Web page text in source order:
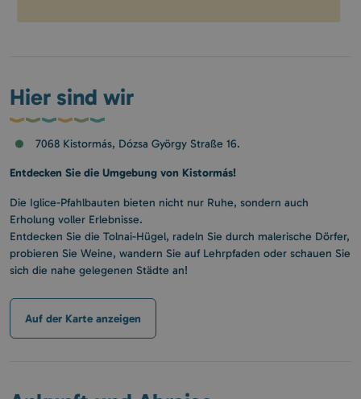
Hier sind wir
7068 Kistormás, Dózsa György Straße 16.
Entdecken Sie die Umgebung von Kistormás!
Die Iglice-Pfahlbauten bieten nicht nur Ruhe, sondern auch
Erholung voller Erlebnisse.
Entdecken Sie die Tolnai-Hügel, radeln Sie durch malerische Dörfer,
probieren Sie Weine, wandern Sie auf Lehrpfaden oder schauen Sie
sich die nahe gelegenen Städte an!
Auf der Karte anzeigen